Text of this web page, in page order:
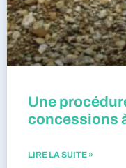
Une
concessions
LIRE LA SUITE »